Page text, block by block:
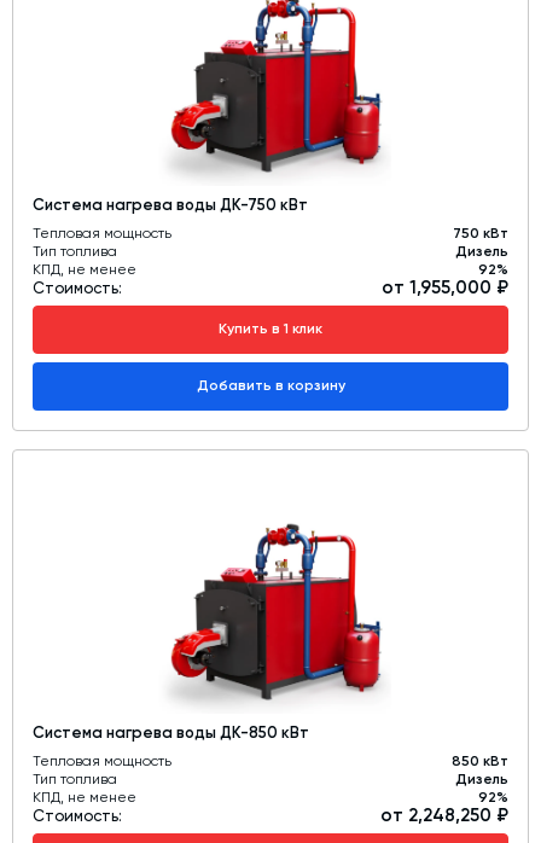
Система нагрева воды ДК-750 кВт
Тепловая мощность
750 кВт
Тип топлива
Дизель
КПД, не менее
92%
Стоимость: от 1,955,000 ₽
Купить в 1 клик
Добавить в корзину
Система нагрева воды ДК-850 кВт
Тепловая мощность
850 кВт
Тип топлива
Дизель
КПД, не менее
92%
Стоимость: от 2,248,250 ₽